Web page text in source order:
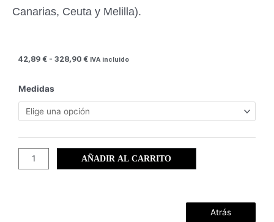
Canarias, Ceuta y Melilla).
42,89€ - 328,90€Rango
42,89 €
328,90 €
IVA incluido
Medidas
Cabo
de
Palos
cantidad
AÑADIR AL CARRITO
Atrás